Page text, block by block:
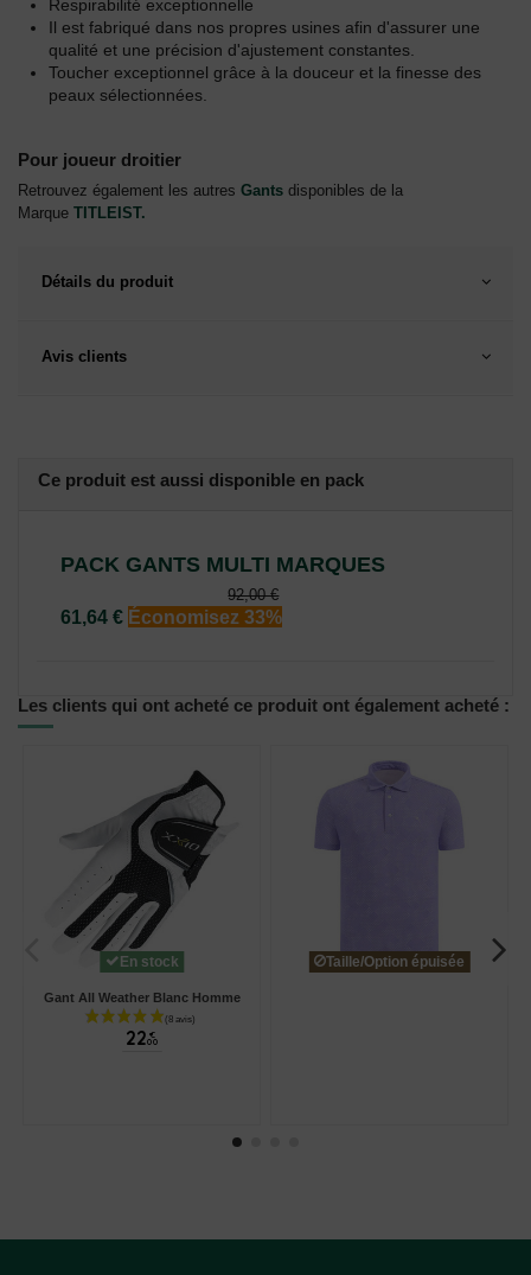
Respirabilité exceptionnelle
Il est fabriqué dans nos propres usines afin d'assurer une
qualité et une précision d'ajustement constantes.
Toucher exceptionnel grâce à la douceur et la finesse des
peaux sélectionnées.
Pour joueur droitier
Retrouvez également les autres Gants disponibles de la
Marque TITLEIST.
Détails du produit
Avis clients
Ce produit est aussi disponible en pack
PACK GANTS MULTI MARQUES
92,00 €
61,64 € Économisez 33%
Les clients qui ont acheté ce produit ont également acheté :
En stock
Gant All Weather Blanc Homme
22 €
00
Taille/Option épuisée